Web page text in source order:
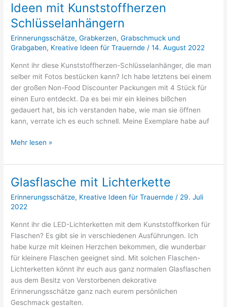
Ideen mit Kunststoffherzen
Schlüsselanhängern
Erinnerungsschätze,Grabkerzen,Grabschmuck und
Grabgaben, Kreative Ideen für Trauernde /14. August 2022
Kennt ihr diese Kunststoffherzen-Schlüsselanhänger, die man
selber mit Fotos bestücken kann? Ich habe letztens bei einem
der großen Non-Food Discounter Packungen mit 4 Stück für
einen Euro entdeckt. Da es bei mir ein kleines bißchen
gedauert hat, bis ich verstanden habe, wie man sie öffnen
kann, verrate ich es euch schnell. Meine Exemplare habe auf
Ideen
Kunststoffherzen
Schlüsselanhängern
Mehr lesen »
Glasflasche mit Lichterkette
Erinnerungsschätze, Kreative Ideen für Trauernde / 29. Juli
2022
Kennt ihr die LED-Lichterketten mit dem Kunststoffkorken für
Flaschen? Es gibt sie in verschiedenen Ausführungen. Ich
habe kurze mit kleinen Herzchen bekommen, die wunderbar
für kleinere Flaschen geeignet sind. Mit solchen Flaschen-
Lichterketten könnt ihr euch aus ganz normalen Glasflaschen
aus dem Besitz von Verstorbenen dekorative
Erinnerungsschätze ganz nach eurem persönlichen
Geschmack gestalten.